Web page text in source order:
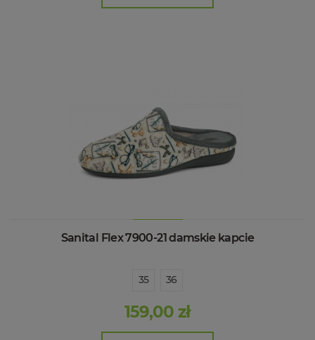
Sanital Flex 7900-21 damskie kapcie
35 36
159,00 zł